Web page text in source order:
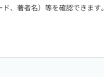
、著者名）等を確認できます。